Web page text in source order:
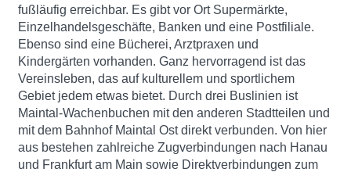
fußläufig erreichbar. Es gibt vor Ort Supermärkte,
Einzelhandelsgeschäfte, Banken und eine Postfiliale.
Ebenso sind eine Bücherei, Arztpraxen und
Kindergärten vorhanden. Ganz hervorragend ist das
Vereinsleben, das auf kulturellem und sportlichem
Gebiet jedem etwas bietet. Durch drei Buslinien ist
Maintal-Wachenbuchen mit den anderen Stadtteilen und
mit dem Bahnhof Maintal Ost direkt verbunden. Von hier
aus bestehen zahlreiche Zugverbindungen nach Hanau
und Frankfurt am Main sowie Direktverbindungen zum